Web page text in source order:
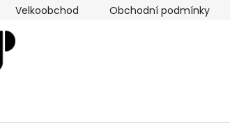
Velkoobchod Obchodní podmínky